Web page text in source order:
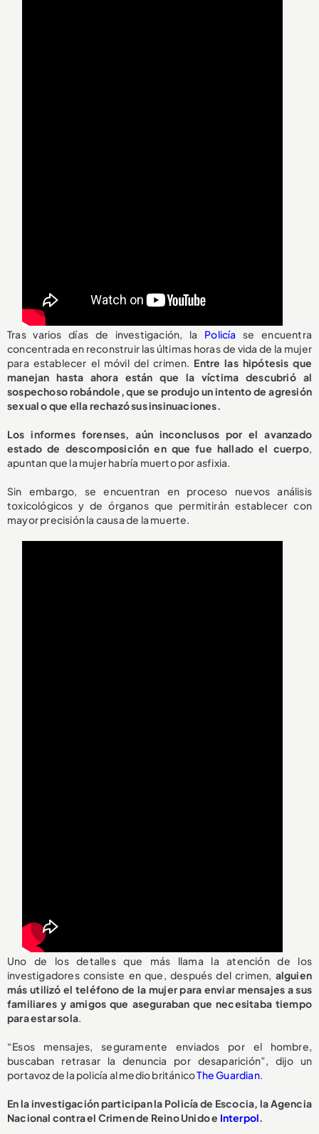
Tras varios días de investigación, la Policía se encuentra
concentrada en reconstruir las últimas horas de vida de la mujer
para establecer el móvil del crimen. Entre las hipótesis que
manejan hasta ahora están que la víctima descubrió al
sospechoso robándole, que se produjo un intento de agresión
sexual o que ella rechazó sus insinuaciones.
Los informes forenses, aún inconclusos por el avanzado
estado de descomposición en que fue hallado el cuerpo,
apuntan que la mujer habría muerto por asfixia.
Sin embargo, se encuentran en proceso nuevos análisis
toxicológicos y de órganos que permitirán establecer con
mayor precisión la causa de la muerte.
Uno de los detalles que más llama la atención de los
investigadores consiste en que, después del crimen, alguien
más utilizó el teléfono de la mujer para enviar mensajes a sus
familiares y amigos que aseguraban que necesitaba tiempo
para estar sola.
“Esos mensajes, seguramente enviados por el hombre,
buscaban retrasar la denuncia por desaparición”, dijo un
portavoz de la policía al medio británicoThe Guardian.
En la investigación participan la Policía de Escocia, la Agencia
Nacional contra el Crimen de Reino Unido e Interpol.